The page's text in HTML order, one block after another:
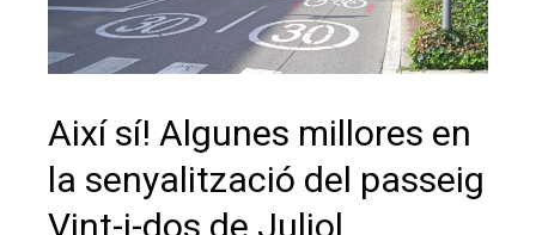
Així sí! Algunes millores en
la senyalització del passeig
Vint-i-dos de Juliol